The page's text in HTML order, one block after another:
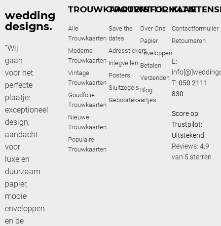
wedding
designs.
“Wij
gaan
voor het
perfecte
plaatje:
exceptioneel
design,
aandacht
voor
luxe en
duurzaam
papier,
mooie
enveloppen
en de
TROUWKAARTEN
Alle
Trouwkaarten
Moderne
Trouwkaarten
Vintage
Trouwkaarten
Goudfolie
Trouwkaarten
Nieuwe
Trouwkaarten
Populaire
Trouwkaarten
TROUWSTIJL
Save the
dates
Adresstickers
Inlegvellen
Posters
Sluitzegels
Geboortekaartjes
INFORMATIE
Over Ons
Papier
Enveloppen
Betalen
Verzenden
Blog
Contactformulier
Retourneren
E:
T:050 2111
830
Score op
Trustpilot:
Uitstekend
Reviews: 4,9
van 5 sterren